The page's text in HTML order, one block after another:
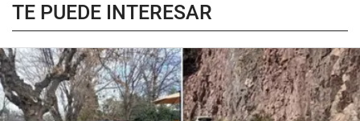
TE PUEDE INTERESAR